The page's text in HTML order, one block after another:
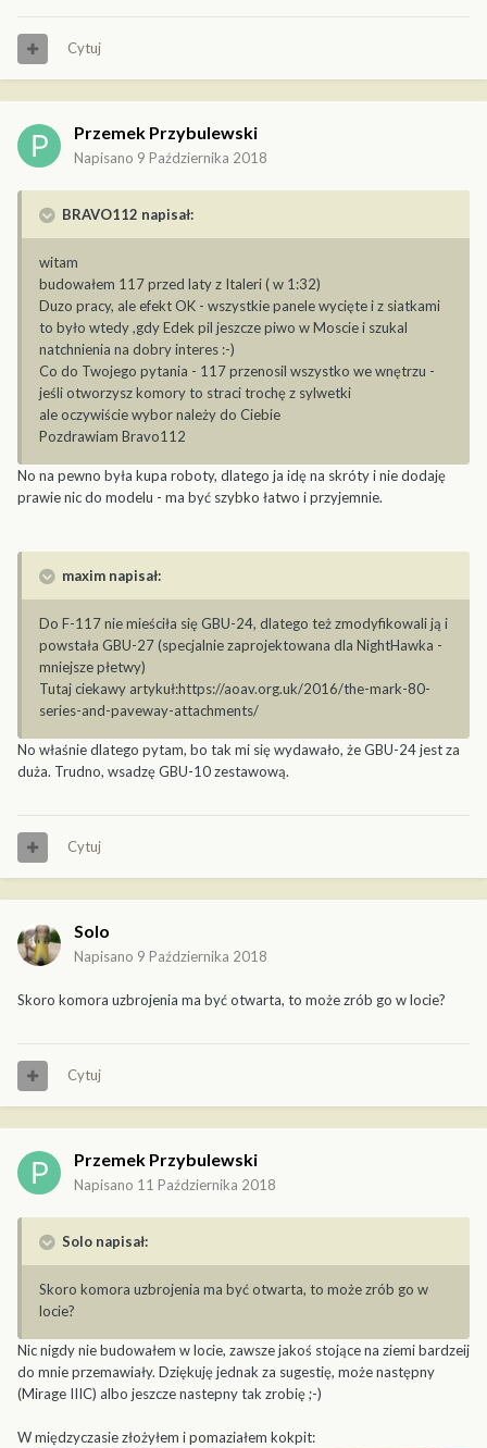
Cytuj
Przemek Przybulewski
Napisano 9 Października 2018
BRAVO112 napisał:
witam
budowałem 117 przed laty z Italeri ( w 1:32)
Duzo pracy, ale efekt OK - wszystkie panele wycięte i z siatkami
to było wtedy ,gdy Edek pil jeszcze piwo w Moscie i szukal
natchnienia na dobry interes :-)
Co do Twojego pytania - 117 przenosil wszystko we wnętrzu -
jeśli otworzysz komory to straci trochę z sylwetki
ale oczywiście wybor należy do Ciebie
Pozdrawiam Bravo112
No na pewno była kupa roboty, dlatego ja idę na skróty i nie dodaję
prawie nic do modelu - ma być szybko łatwo i przyjemnie.
maxim napisał:
Do F-117 nie mieściła się GBU-24, dlatego też zmodyfikowali ją i
powstała GBU-27 (specjalnie zaprojektowana dla NightHawka -
mniejsze płetwy)
Tutaj ciekawy artykuł:https://aoav.org.uk/2016/the-mark-80-
series-and-paveway-attachments/
No właśnie dlatego pytam, bo tak mi się wydawało, że GBU-24 jest za
duża. Trudno, wsadzę GBU-10 zestawową.
Cytuj
Solo
Napisano 9 Października 2018
Skoro komora uzbrojenia ma być otwarta, to może zrób go w locie?
Cytuj
Przemek Przybulewski
Napisano 11 Października 2018
Solo napisał:
Skoro komora uzbrojenia ma być otwarta, to może zrób go w
locie?
Nic nigdy nie budowałem w locie, zawsze jakoś stojące na ziemi bardzeij
do mnie przemawiały. Dziękuję jednak za sugestię, może następny
(Mirage IIIC) albo jeszcze nastepny tak zrobię ;-)
W międzyczasie złożyłem i pomaziałem kokpit: